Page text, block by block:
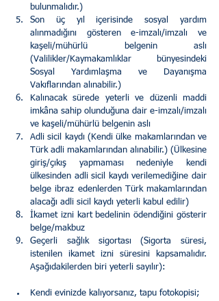
bulunmalıdır.)
Son üç yıl içerisinde sosyal yardım
alınmadığını gösteren e-imzalı/imzalı ve
kaşeli/mühürlü belgenin aslı
(Valilikler/Kaymakamlıklar bünyesindeki
Sosyal Yardımlaşma ve Dayanışma
Vakıflarından alınabilir.)
Kalınacak sürede yeterli ve düzenli maddi
imkâna sahip olunduğuna dair e-imzalı/imzalı
ve kaşeli/mühürlü belgenin aslı
Adli sicil kaydı (Kendi ülke makamlarından ve
Türk adli makamlarından alınabilir.) (Ülkesine
giriş/çıkış yapmaması nedeniyle kendi
ülkesinden adli sicil kaydı verilemediğine dair
belge ibraz edenlerden Türk makamlarından
alacağı adli sicil kaydı yeterli kabul edilir)
İkamet izni kart bedelinin ödendiğini gösterir
belge/makbuz
Geçerli sağlık sigortası (Sigorta süresi,
istenilen ikamet izni süresini kapsamalıdır.
Aşağıdakilerden biri yeterli sayılır):
Kendi evinizde kalıyorsanız, tapu fotokopisi;